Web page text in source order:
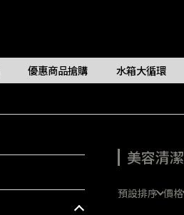
優惠商品搶購 水箱大循環
美容清潔
預設排序 價格